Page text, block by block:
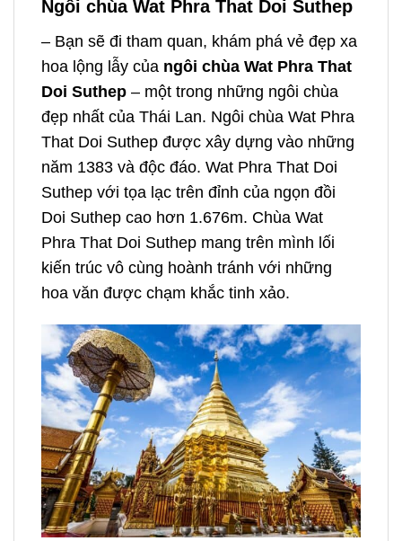
Ngôi chùa Wat Phra That Doi Suthep
– Bạn sẽ đi tham quan, khám phá vẻ đẹp xa
hoa lộng lẫy của ngôi chùa Wat Phra That
Doi Suthep – một trong những ngôi chùa
đẹp nhất của Thái Lan. Ngôi chùa Wat Phra
That Doi Suthep được xây dựng vào những
năm 1383 và độc đáo. Wat Phra That Doi
Suthep với tọa lạc trên đỉnh của ngọn đồi
Doi Suthep cao hơn 1.676m. Chùa Wat
Phra That Doi Suthep mang trên mình lối
kiến trúc vô cùng hoành tránh với những
hoa văn được chạm khắc tinh xảo.